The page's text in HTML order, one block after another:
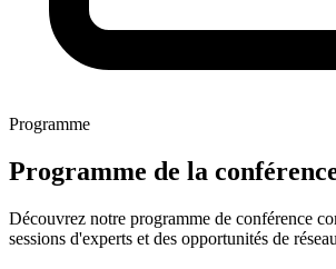
Programme
Programme de la
Découvrez notre programme de conférence
sessions d'experts et des opportunités de